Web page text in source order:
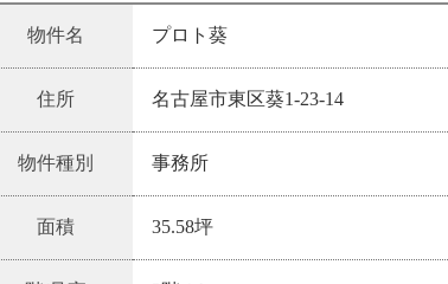
物件名 プロト葵
住所 名古屋市東区葵1-23-14
物件種別 事務所
面積 35.58坪